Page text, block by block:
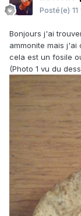
Posté(e)
Bonjours j'ai
ammonite mais
cela est un fosile
(Photo 1 vu du